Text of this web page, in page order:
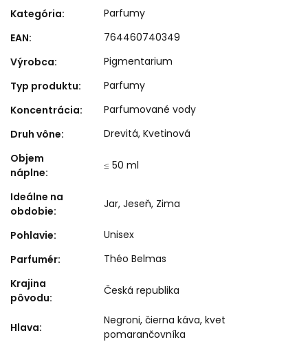
Kategória:
Parfumy
EAN:
764460740349
Výrobca:
Pigmentarium
Typ produktu:
Parfumy
Koncentrácia:
Parfumované vody
Druh vône: Drevitá, Kvetinová
Objem
náplne:
≤ 50 ml
Ideálne na
obdobie:
Jar, Jeseň, Zima
Pohlavie:
Unisex
Parfumér:
Théo Belmas
Krajina
pôvodu:
Česká republika
Hlava:
Negroni, čierna káva, kvet
pomarančovníka